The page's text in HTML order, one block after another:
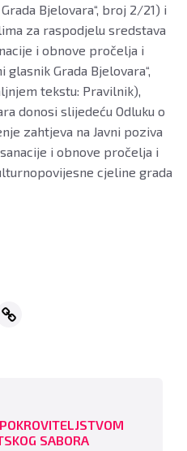
Bjelovara“, broj 2/21) i
za raspodjelu sredstava
i obnove pročelja i
Grada Bjelovara“,
tekstu: Pravilnik),
donosi slijedeću Odluku o
zahtjeva na Javni poziva
i obnove pročelja i
cjeline grada
SABORA